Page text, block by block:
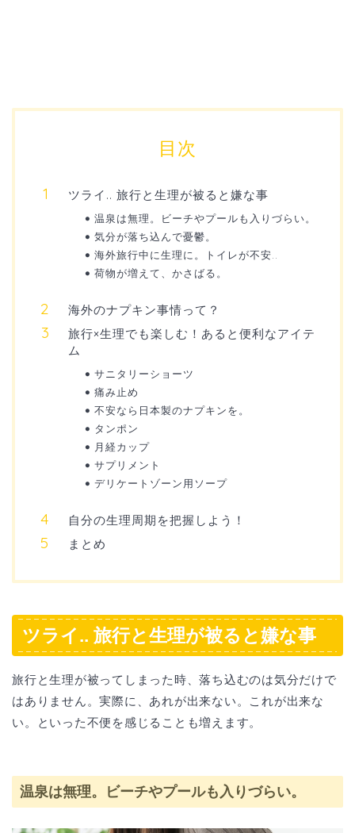
目次
ツライ.. 旅行と生理が被ると嫌な事
温泉は無理。ビーチやプールも入りづらい。
気分が落ち込んで憂鬱。
海外旅行中に生理に。トイレが不安..
荷物が増えて、かさばる。
海外のナプキン事情って？
旅行×生理でも楽しむ！あると便利なアイテ
ム
サニタリーショーツ
痛み止め
不安なら日本製のナプキンを。
タンポン
月経カップ
サプリメント
デリケートゾーン用ソープ
自分の生理周期を把握しよう！
まとめ
ツライ.. 旅行と生理が被ると嫌な事
旅行と生理が被ってしまった時、落ち込むのは気分だけで
はありません。実際に、あれが出来ない。これが出来な
い。といった不便を感じることも増えます。
温泉は無理。ビーチやプールも入りづらい。